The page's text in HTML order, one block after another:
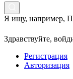
Я ищу, например,
Здравствуйте,
Регистрация
Авторизация